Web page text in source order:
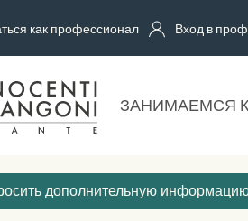
как профессионал Вход в
ЗАНИМАЕМСЯ
дополнительную